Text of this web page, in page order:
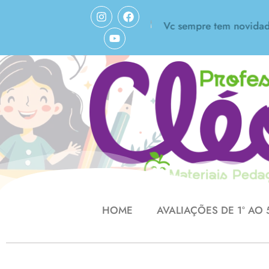
seu trabalho! Amei! Vc sempre tem novidades!
HOME AVALIAÇÕES DE 1º AO